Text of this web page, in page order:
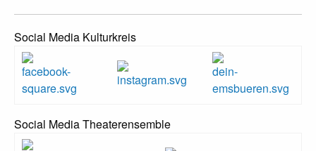
Social Media Kulturkreis
Social Media Theaterensemble